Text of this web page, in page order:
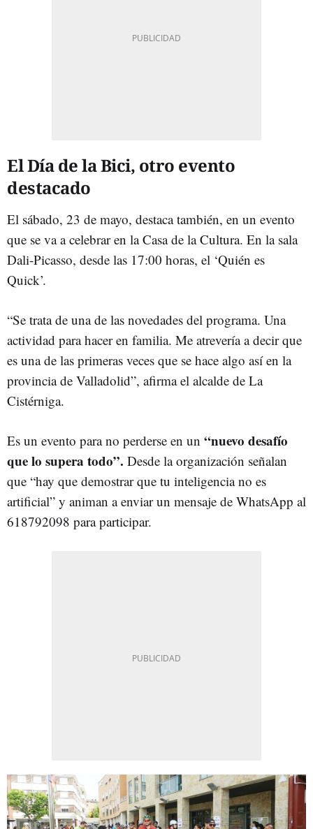
El Día de la Bici, otro evento
destacado
El sábado, 23 de mayo, destaca también, en un evento
que se va a celebrar en la Casa de la Cultura. En la sala
Dali-Picasso, desde las 17:00 horas, el ‘Quién es
Quick’.
“Se trata de una de las novedades del programa. Una
actividad para hacer en familia. Me atrevería a decir que
es una de las primeras veces que se hace algo así en la
provincia de Valladolid”, afirma el alcalde de La
Cistérniga.
Es un evento para no perderse en un “nuevo desafío
que lo supera todo”. Desde la organización señalan
que “hay que demostrar que tu inteligencia no es
artificial” y animan a enviar un mensaje de WhatsApp al
618792098 para participar.